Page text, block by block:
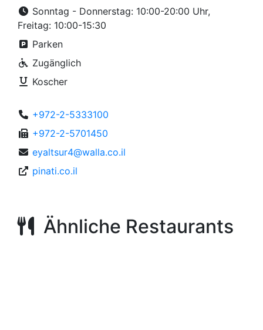
Sonntag - Donnerstag: 10:00-20:00 Uhr,
Freitag: 10:00-15:30
Parken
Zugänglich
Koscher
+972-2-5333100
+972-2-5701450
eyaltsur4@walla.co.il
pinati.co.il
Ähnliche Restaurants